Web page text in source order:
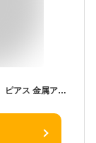
【20％OFFクーポン】【楽天1位 TV・雑誌で紹介】ピアス 金属アレルギー 対応 レディース イヤリング ブランド 成人祝 プレゼント 彼女 女性 母の日 誕生日プレゼント 女友達 ギフト おしゃれ 50代 20代 30代 40代 結婚記念日 妻 リーフ ピアス ピンク 小さめ 【優】【P】